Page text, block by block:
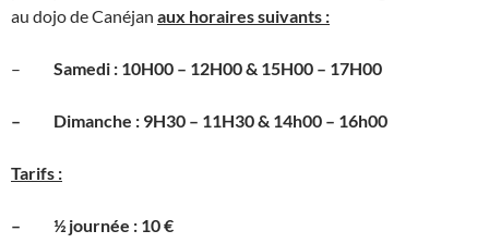
au dojo de Canéjan aux horaires suivants :
– Samedi : 10H00 – 12H00 & 15H00 – 17H00
– Dimanche : 9H30 – 11H30 & 14h00 – 16h00
Tarifs :
– ½ journée : 10 €